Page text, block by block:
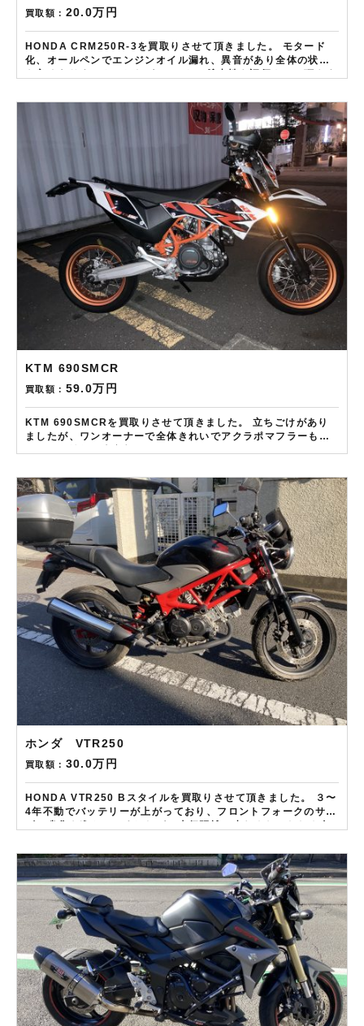
買取額： 20.0万円
HONDA CRM250R-3を買取りさせて頂きました。 モタード
化、オールペンでエンジンオイル漏れ、異音があり全体の状態
ご依頼のお客様にAmazonギフトカード１万分を進呈しており
ャンペーンとして次回Amazonギフトカード1万円分が必ずもら
えるスペシャルカードを贈呈中です。2台目から半永続的に使え
ますし何とご紹介頂いても適用となります。無事成約しました
らAmazonギフト券を贈呈致します！！！ ※但し50㏄以下の原
付は除く。皆様のご用命お待ちしております！！！
KTM 690SMCR
買取額： 59.0万円
KTM 690SMCRを買取りさせて頂きました。 立ちごけがあり
ましたが、ワンオーナーで全体きれいでアクラポマフラーも評
ギフトカード１万分を進呈しております！ さらに特典として
↓↓↓ 現在バイク査定ドットコムではキャンペーンとして次回
Amazonギフトカード1万円分が必ずもらえるスペシャルカード
を贈呈中です。2台目から半永続的に使えますし何とご紹介頂い
ても適用となります。無事成約しましたらAmazonギフト券を
贈呈致します！！！ ※但し50㏄以下の原付は除く。皆様のご用
命お待ちしております！！！
ホンダ VTR250
買取額： 30.0万円
HONDA VTR250 Bスタイルを買取りさせて頂きました。 ３〜
4年不動でバッテリーが上がっており、フロントフォークのサ
より高価査定させて頂きました。 ——————– 現在LINE・
HP・FB・Instagramからご依頼のお客様にAmazonギフトカ
ード１万分を進呈しております！ さらに特典として↓↓↓ 現在バ
イク査定ドットコムではキャンペーンとして次回Amazonギフ
トカード1万円分が必ずもらえるスペシャルカードを贈呈中で
す。2台目から半永続的に使えますし何とご紹介頂いても適用と
なります。無事成約しましたらAmazonギフト券を贈呈致しま
す！！！ ※但し50㏄以下の原付は除く。皆様のご用命お待ちし
ております！！！